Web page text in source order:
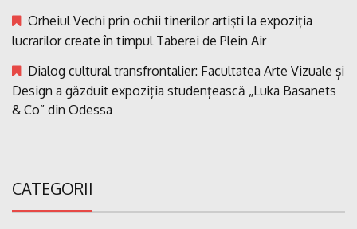
Orheiul Vechi prin ochii tinerilor artiști la expoziția
lucrarilor create în timpul Taberei de Plein Air
Dialog cultural transfrontalier: Facultatea Arte Vizuale și
Design a găzduit expoziția studențească „Luka Basanets
& Co” din Odessa
CATEGORII